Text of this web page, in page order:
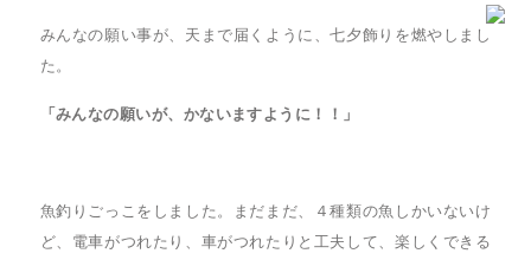
みんなの願い事が、天まで届くように、七夕飾りを燃やしまし
た。
「みんなの願いが、かないますように！！」
魚釣りごっこをしました。まだまだ、４種類の魚しかいないけ
ど、電車がつれたり、車がつれたりと工夫して、楽しくできる